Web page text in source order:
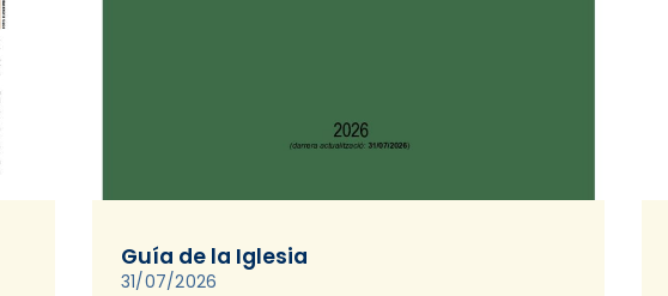
Guía de la Iglesia
31/07/2026